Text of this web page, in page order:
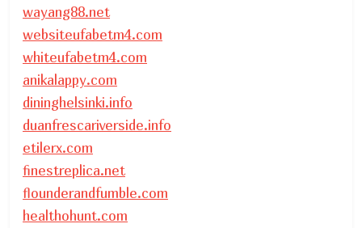
wayang88.net
websiteufabetm4.com
whiteufabetm4.com
anikalappy.com
dininghelsinki.info
duanfrescariverside.info
etilerx.com
finestreplica.net
flounderandfumble.com
healthohunt.com